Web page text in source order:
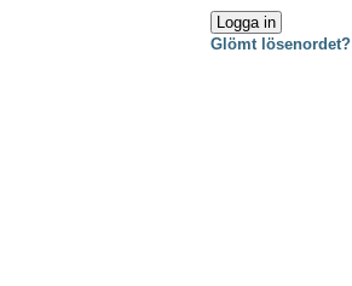
Glömt lösenordet?